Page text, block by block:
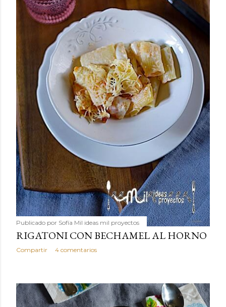
Publicado por Sofía Mil ideas mil proyectos
RIGATONI CON BECHAMEL AL HORNO
Compartir 4 comentarios